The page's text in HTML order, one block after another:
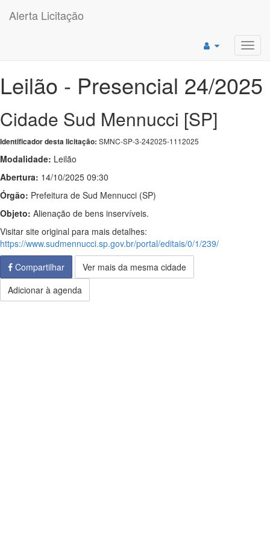
Alerta Licitação
Leilão - Presencial 24/2025
Cidade Sud Mennucci [SP]
Identificador desta licitação: SMNC-SP-3-242025-1112025
Modalidade: Leilão
Abertura: 14/10/2025 09:30
Órgão: Prefeitura de Sud Mennucci (SP)
Objeto: Alienação de bens inservíveis.
Visitar site original para mais detalhes:
https://www.sudmennucci.sp.gov.br/portal/editais/0/1/239/
Compartilhar
Ver mais da mesma cidade
Adicionar à agenda